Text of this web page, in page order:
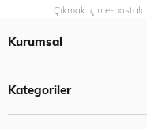
Çıkmak için e-
Kurumsal
Kategoriler